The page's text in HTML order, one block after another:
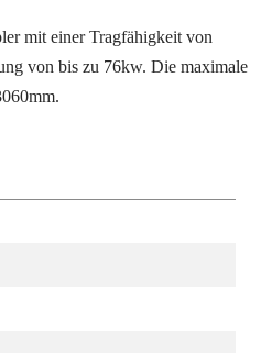
mit einer Tragfähigkeit von
von bis zu 76kw. Die maximale